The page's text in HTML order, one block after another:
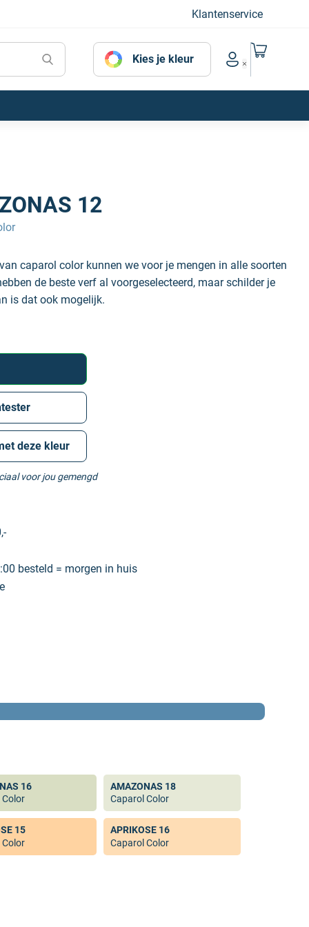
Klantenservice
Kies je kleur
Account menu
Naar mijn
12
caparol color kunnen we voor je mengen in alle soorten
de beste verf al voorgeselecteerd, maar schilder je
is dat ook mogelijk.
deze kleur
voor jou gemengd
besteld = morgen in huis
16
AMAZONAS 18
Caparol Color
15
APRIKOSE 16
Caparol Color